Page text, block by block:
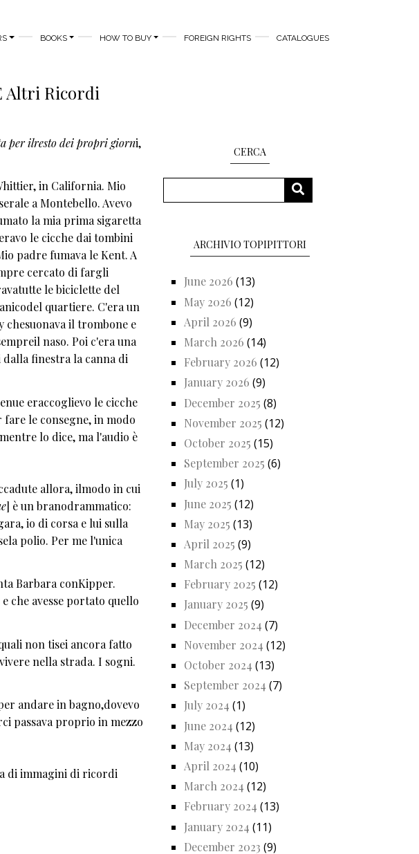
BOOKS HOW TO BUY FOREIGN RIGHTS CATALOGUES
Altri Ricordi
per ilresto dei propri giorni,
in California. Mio
a Montebello. Avevo
la mia prima sigaretta
le cicche dai tombini
padre fumava le Kent. A
cercato di fargli
le biciclette del
quartiere. C'era un
chesuonava il trombone e
naso. Poi c'era una
finestra la canna di
eraccoglievo le cicche
le consegne, in modo
lo dice, ma l'audio è
allora, ilmodo in cui
] è un branodrammatico:
io di corsa e lui sulla
polio. Per me l'unica
Barbara conKipper.
che avesse portato quello
non tisei ancora fatto
nella strada. I sogni.
andare in bagno,dovevo
passava proprio in mezzo
di immagini di ricordi
CERCA
SEARCH
ARCHIVIO TOPIPITTORI
June 2026 (13)
May 2026 (12)
April 2026 (9)
March 2026 (14)
February 2026 (12)
January 2026 (9)
December 2025 (8)
November 2025 (12)
October 2025 (15)
September 2025 (6)
July 2025 (1)
June 2025 (12)
May 2025 (13)
April 2025 (9)
March 2025 (12)
February 2025 (12)
January 2025 (9)
December 2024 (7)
November 2024 (12)
October 2024 (13)
September 2024 (7)
July 2024 (1)
June 2024 (12)
May 2024 (13)
April 2024 (10)
March 2024 (12)
February 2024 (13)
January 2024 (11)
December 2023 (9)